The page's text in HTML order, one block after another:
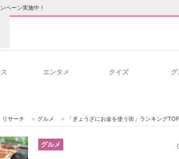
ペーン実施中！
ネスと働き方のヒント
エンタメ クイズ グ
リサーチ > グルメ > 「ぎょうざにお金を使う街」ランキング
グルメ